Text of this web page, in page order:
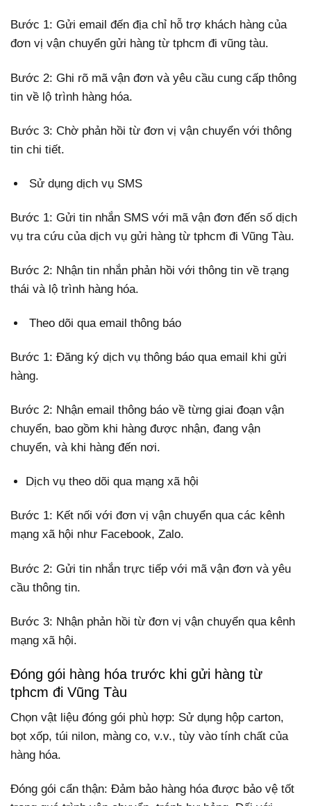
Bước 1: Gửi email đến địa chỉ hỗ trợ khách hàng của
đơn vị vận chuyển gửi hàng từ tphcm đi vũng tàu.
Bước 2: Ghi rõ mã vận đơn và yêu cầu cung cấp thông
tin về lộ trình hàng hóa.
Bước 3: Chờ phản hồi từ đơn vị vận chuyển với thông
tin chi tiết.
Sử dụng dịch vụ SMS
Bước 1: Gửi tin nhắn SMS với mã vận đơn đến số dịch
vụ tra cứu của dịch vụ gửi hàng từ tphcm đi Vũng Tàu.
Bước 2: Nhận tin nhắn phản hồi với thông tin về trạng
thái và lộ trình hàng hóa.
Theo dõi qua email thông báo
Bước 1: Đăng ký dịch vụ thông báo qua email khi gửi
hàng.
Bước 2: Nhận email thông báo về từng giai đoạn vận
chuyển, bao gồm khi hàng được nhận, đang vận
chuyển, và khi hàng đến nơi.
Dịch vụ theo dõi qua mạng xã hội
Bước 1: Kết nối với đơn vị vận chuyển qua các kênh
mạng xã hội như Facebook, Zalo.
Bước 2: Gửi tin nhắn trực tiếp với mã vận đơn và yêu
cầu thông tin.
Bước 3: Nhận phản hồi từ đơn vị vận chuyển qua kênh
mạng xã hội.
Đóng gói hàng hóa trước khi gửi hàng từ
tphcm đi Vũng Tàu
Chọn vật liệu đóng gói phù hợp: Sử dụng hộp carton,
bọt xốp, túi nilon, màng co, v.v., tùy vào tính chất của
hàng hóa.
Đóng gói cẩn thận: Đảm bảo hàng hóa được bảo vệ tốt